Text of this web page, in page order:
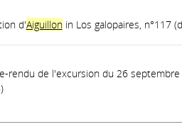
d'Aiguillon in Los galopaires, n°117
rendu de l'excursion du 26